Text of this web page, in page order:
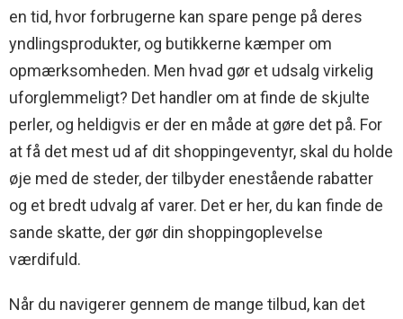
en tid, hvor forbrugerne kan spare penge på deres
yndlingsprodukter, og butikkerne kæmper om
opmærksomheden. Men hvad gør et udsalg virkelig
uforglemmeligt? Det handler om at finde de skjulte
perler, og heldigvis er der en måde at gøre det på. For
at få det mest ud af dit shoppingeventyr, skal du holde
øje med de steder, der tilbyder enestående rabatter
og et bredt udvalg af varer. Det er her, du kan finde de
sande skatte, der gør din shoppingoplevelse
værdifuld.
Når du navigerer gennem de mange tilbud, kan det